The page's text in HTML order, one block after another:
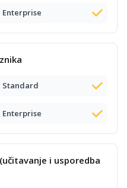
Enterprise
Standard
Enterprise
i usporedba